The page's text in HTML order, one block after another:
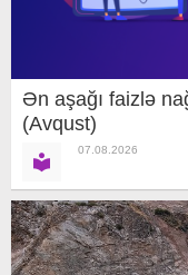
Ən aşağı faizlə
(Avqust)
07.08.2026